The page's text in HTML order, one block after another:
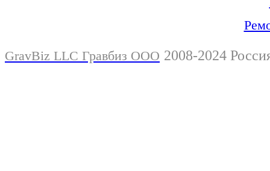
GravBiz LLC Гравбиз ООО 2008-2024